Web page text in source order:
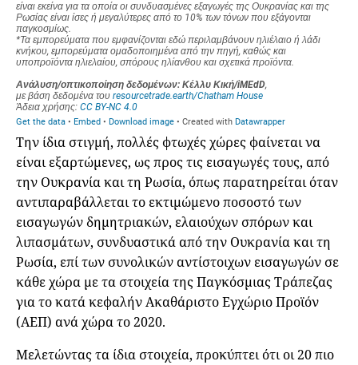
Την ίδια στιγμή, πολλές φτωχές χώρες φαίνεται να
είναι εξαρτώμενες, ως προς τις εισαγωγές τους, από
την Ουκρανία και τη Ρωσία, όπως παρατηρείται όταν
αντιπαραβάλλεται το εκτιμώμενο ποσοστό των
εισαγωγών δημητριακών, ελαιούχων σπόρων και
λιπασμάτων, συνδυαστικά από την Ουκρανία και τη
Ρωσία, επί των συνολικών αντίστοιχων εισαγωγών σε
κάθε χώρα με τα στοιχεία της Παγκόσμιας Τράπεζας
για το κατά κεφαλήν Ακαθάριστο Εγχώριο Προϊόν
(ΑΕΠ) ανά χώρα το 2020.
Μελετώντας τα ίδια στοιχεία, προκύπτει ότι οι 20 πιο